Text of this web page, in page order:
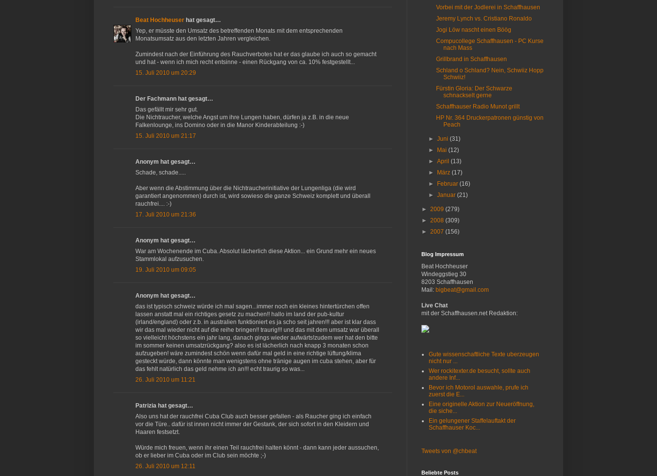
Beat Hochheuser hat gesagt…
Yep, er müsste den Umsatz des betreffenden Monats mit dem entsprechenden
Monatsumsatz aus den letzten Jahren vergleichen.
Zumindest nach der Einführung des Rauchverbotes hat er das glaube ich auch so gemacht
und hat - wenn ich mich recht entsinne - einen Rückgang von ca. 10% festgestellt...
15. Juli 2010 um 20:29
Der Fachmann hat gesagt…
Das gefällt mir sehr gut.
Die Nichtraucher, welche Angst um ihre Lungen haben, dürfen ja z.B. in die neue
Falkenlounge, ins Domino oder in die Manor Kinderabteilung :-)
15. Juli 2010 um 21:17
Anonym hat gesagt…
Schade, schade.....
Aber wenn die Abstimmung über die Nichtraucherinitiative der Lungenliga (die wird
garantiert angenommen) durch ist, wird sowieso die ganze Schweiz komplett und überall
rauchfrei.... :-)
17. Juli 2010 um 21:36
Anonym hat gesagt…
War am Wochenende im Cuba. Absolut lächerlich diese Aktion... ein Grund mehr ein neues
Stammlokal aufzusuchen.
19. Juli 2010 um 09:05
Anonym hat gesagt…
das ist typisch schweiz würde ich mal sagen...immer noch ein kleines hintertürchen offen
lassen anstatt mal ein richtiges gesetz zu machen!! hallo im land der pub-kultur
(irland/england) oder z.b. in australien funktioniert es ja scho seit jahren!!! aber ist klar dass
wir das mal wieder nicht auf die reihe bringen!! traurig!!! und das mit dem umsatz war überall
so vielleicht höchstens ein jahr lang, danach gings wieder aufwärts!zudem wer hat den bitte
im sommer keinen umsatzrückgang? also es ist lächerlich nach knapp 3 monaten schon
aufzugeben! wäre zumindest schön wenn dafür mal geld in eine richtige lüftung/klima
gesteckt würde, dann könnte man wenigstens ohne tränige augen im cuba stehen, aber für
das fehlt natürlich das geld nehme ich an!!! echt traurig so was...
26. Juli 2010 um 11:21
Patrizia hat gesagt…
Also uns hat der rauchfrei Cuba Club auch besser gefallen - als Raucher ging ich einfach
vor die Türe.. dafür ist innen nicht immer der Gestank, der sich sofort in den Kleidern und
Haaren festsetzt.
Würde mich freuen, wenn ihr einen Teil rauchfrei halten könnt - dann kann jeder aussuchen,
ob er lieber im Cuba oder im Club sein möchte ;-)
26. Juli 2010 um 12:11
Vorbei mit der Jodlerei in Schaffhausen
Jeremy Lynch vs. Cristiano Ronaldo
Jogi Löw nascht einen Böög
Compucollege Schaffhausen - PC Kurse
nach Mass
Grillbrand in Schaffhausen
Schland o Schland? Nein, Schwiiz Hopp
Schwiiz!
Fürstin Gloria: Der Schwarze
schnackselt gerne
Schaffhauser Radio Munot grillt
HP Nr. 364 Druckerpatronen günstig von
Peach
►Juni(31)
►
Mai(12)
►April(13)
►
März(17)
►
Februar(16)
►Januar(21)
► 2009 (279)
► 2008 (309)
► 2007 (156)
Blog Impressum
Beat Hochheuser
Windeggstieg 30
8203 Schaffhausen
Mail: bigbeat@gmail.com
Live Chat
mit der Schaffhausen.net Redaktion:
Gute wissenschaftliche Texte uberzeugen
nicht nur ...
Wer rockitexter.de besucht, sollte auch
andere Inf...
Bevor ich Motorol auswahle, prufe ich
zuerst die E...
Eine originelle Aktion zur Neueröffnung,
die siche...
Ein gelungener Staffelauftakt der
Schaffhauser Koc...
Tweets von @chbeat
Beliebte Posts